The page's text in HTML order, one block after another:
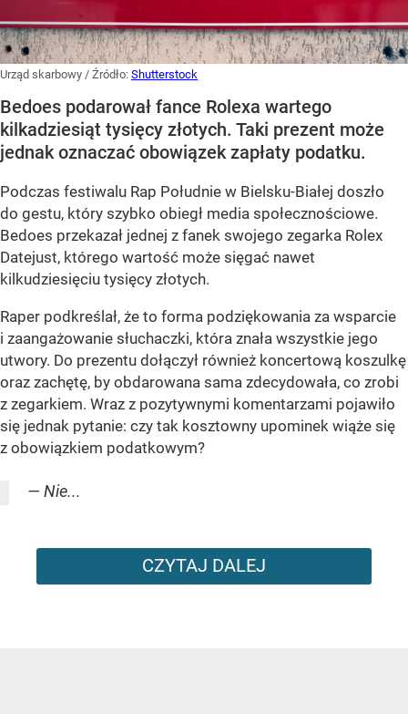
Urząd skarbowy / Źródło: Shutterstock
Bedoes podarował fance Rolexa wartego
kilkadziesiąt tysięcy złotych. Taki prezent może
jednak oznaczać obowiązek zapłaty podatku.
Podczas festiwalu Rap Południe w Bielsku-Białej doszło
do gestu, który szybko obiegł media społecznościowe.
Bedoes przekazał jednej z fanek swojego zegarka Rolex
Datejust, którego wartość może sięgać nawet
kilkudziesięciu tysięcy złotych.
Raper podkreślał, że to forma podziękowania za wsparcie
i zaangażowanie słuchaczki, która znała wszystkie jego
utwory. Do prezentu dołączył również koncertową koszulkę
oraz zachętę, by obdarowana sama zdecydowała, co zrobi
z zegarkiem. Wraz z pozytywnymi komentarzami pojawiło
się jednak pytanie: czy tak kosztowny upominek wiąże się
z obowiązkiem podatkowym?
— Nie...
CZYTAJ DALEJ